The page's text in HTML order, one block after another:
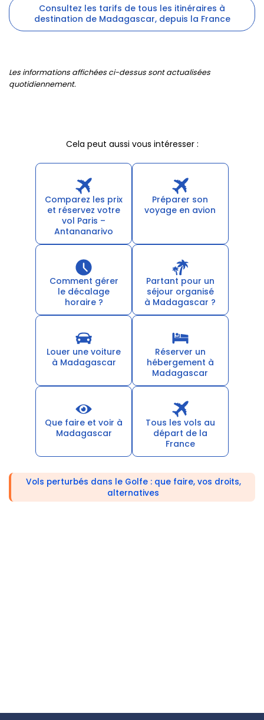
Consultez les tarifs de tous les itinéraires à
destination de Madagascar, depuis la France
Les informations affichées ci-dessus sont actualisées
quotidiennement.
Cela peut aussi vous intéresser :
Comparez les prix
et réservez votre
vol Paris –
Antananarivo
Préparer son
voyage en avion
Comment gérer
le décalage
horaire ?
Partant pour un
séjour organisé
à Madagascar ?
Louer une voiture
à Madagascar
Réserver un
hébergement à
Madagascar
Que faire et voir à
Madagascar
Tous les vols au
départ de la
France
Vols perturbés dans le Golfe : que faire, vos droits,
alternatives